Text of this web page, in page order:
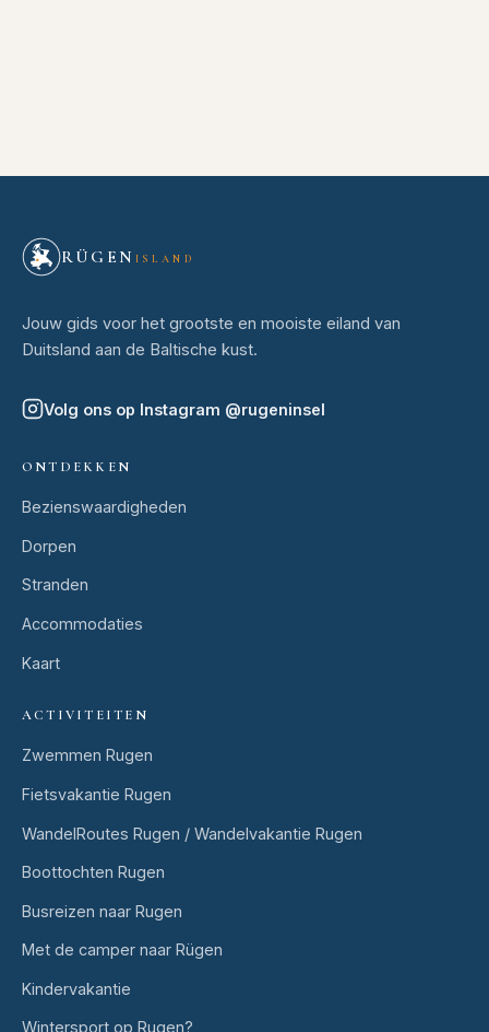
RÜGEN ISLAND
Jouw gids voor het grootste en mooiste eiland van
Duitsland aan de Baltische kust.
Volg ons op Instagram @rugeninsel
ONTDEKKEN
Bezienswaardigheden
Dorpen
Stranden
Accommodaties
Kaart
ACTIVITEITEN
Zwemmen Rugen
Fietsvakantie Rugen
WandelRoutes Rugen / Wandelvakantie Rugen
Boottochten Rugen
Busreizen naar Rugen
Met de camper naar Rügen
Kindervakantie
Wintersport op Rugen?